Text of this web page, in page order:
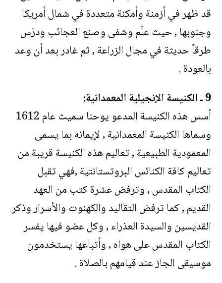
قد ظهر في أزمنة وأمكنة متعددة في شمال أمريكا
وجنوبها , حيث علّم وشفى وصنع العجائب ودرّس
طرقاً حديثة في مجال الزراعة , ثم غادر بعد أن وعد
بالعودة .
9 ـ الكنيسة الإنجيلية المعمدانية:
أسس هذه الكنيسة المدعو يوحنا سميث عام 1612
وسماها الكنيسة المعمدانية , لإيمانه بما يسمى
المعمودية الطبيعية , تعاليم هذه الكنيسة قريبة من
تعاليم كافة الكنائس البروتستانتية ,فهي تقبل
الكتاب المقدس , وترفض عشرة كتب من العهد
القديم , كما ترفض التقاليد والكهنوت والأسرار وذكر
القديسين والسيدة العذراء , وكل عضو فيها يفسر
الكتاب المقدس على هواه , وأتباعها يستخدمون
موسيقى الجاز عند قيامهم بالصلاة .